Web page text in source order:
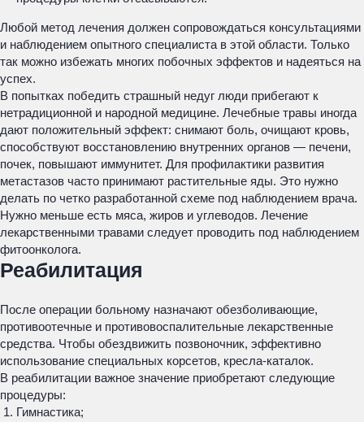
Любой метод лечения должен сопровождаться консультациями
и наблюдением опытного специалиста в этой области. Только
так можно избежать многих побочных эффектов и надеяться на
успех.
В попытках победить страшный недуг люди прибегают к
нетрадиционной и народной медицине. Лечебные травы иногда
дают положительный эффект: снимают боль, очищают кровь,
способствуют восстановлению внутренних органов — печени,
почек, повышают иммунитет. Для профилактики развития
метастазов часто принимают растительные яды. Это нужно
делать по четко разработанной схеме под наблюдением врача.
Нужно меньше есть мяса, жиров и углеводов. Лечение
лекарственными травами следует проводить под наблюдением
фитоонколога.
Реабилитация
После операции больному назначают обезболивающие,
противоотечные и противовоспалительные лекарственные
средства. Чтобы обездвижить позвоночник, эффективно
использование специальных корсетов, кресла-каталок.
В реабилитации важное значение приобретают следующие
процедуры:
Гимнастика;